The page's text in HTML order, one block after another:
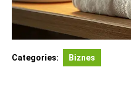
Categories: Biznes